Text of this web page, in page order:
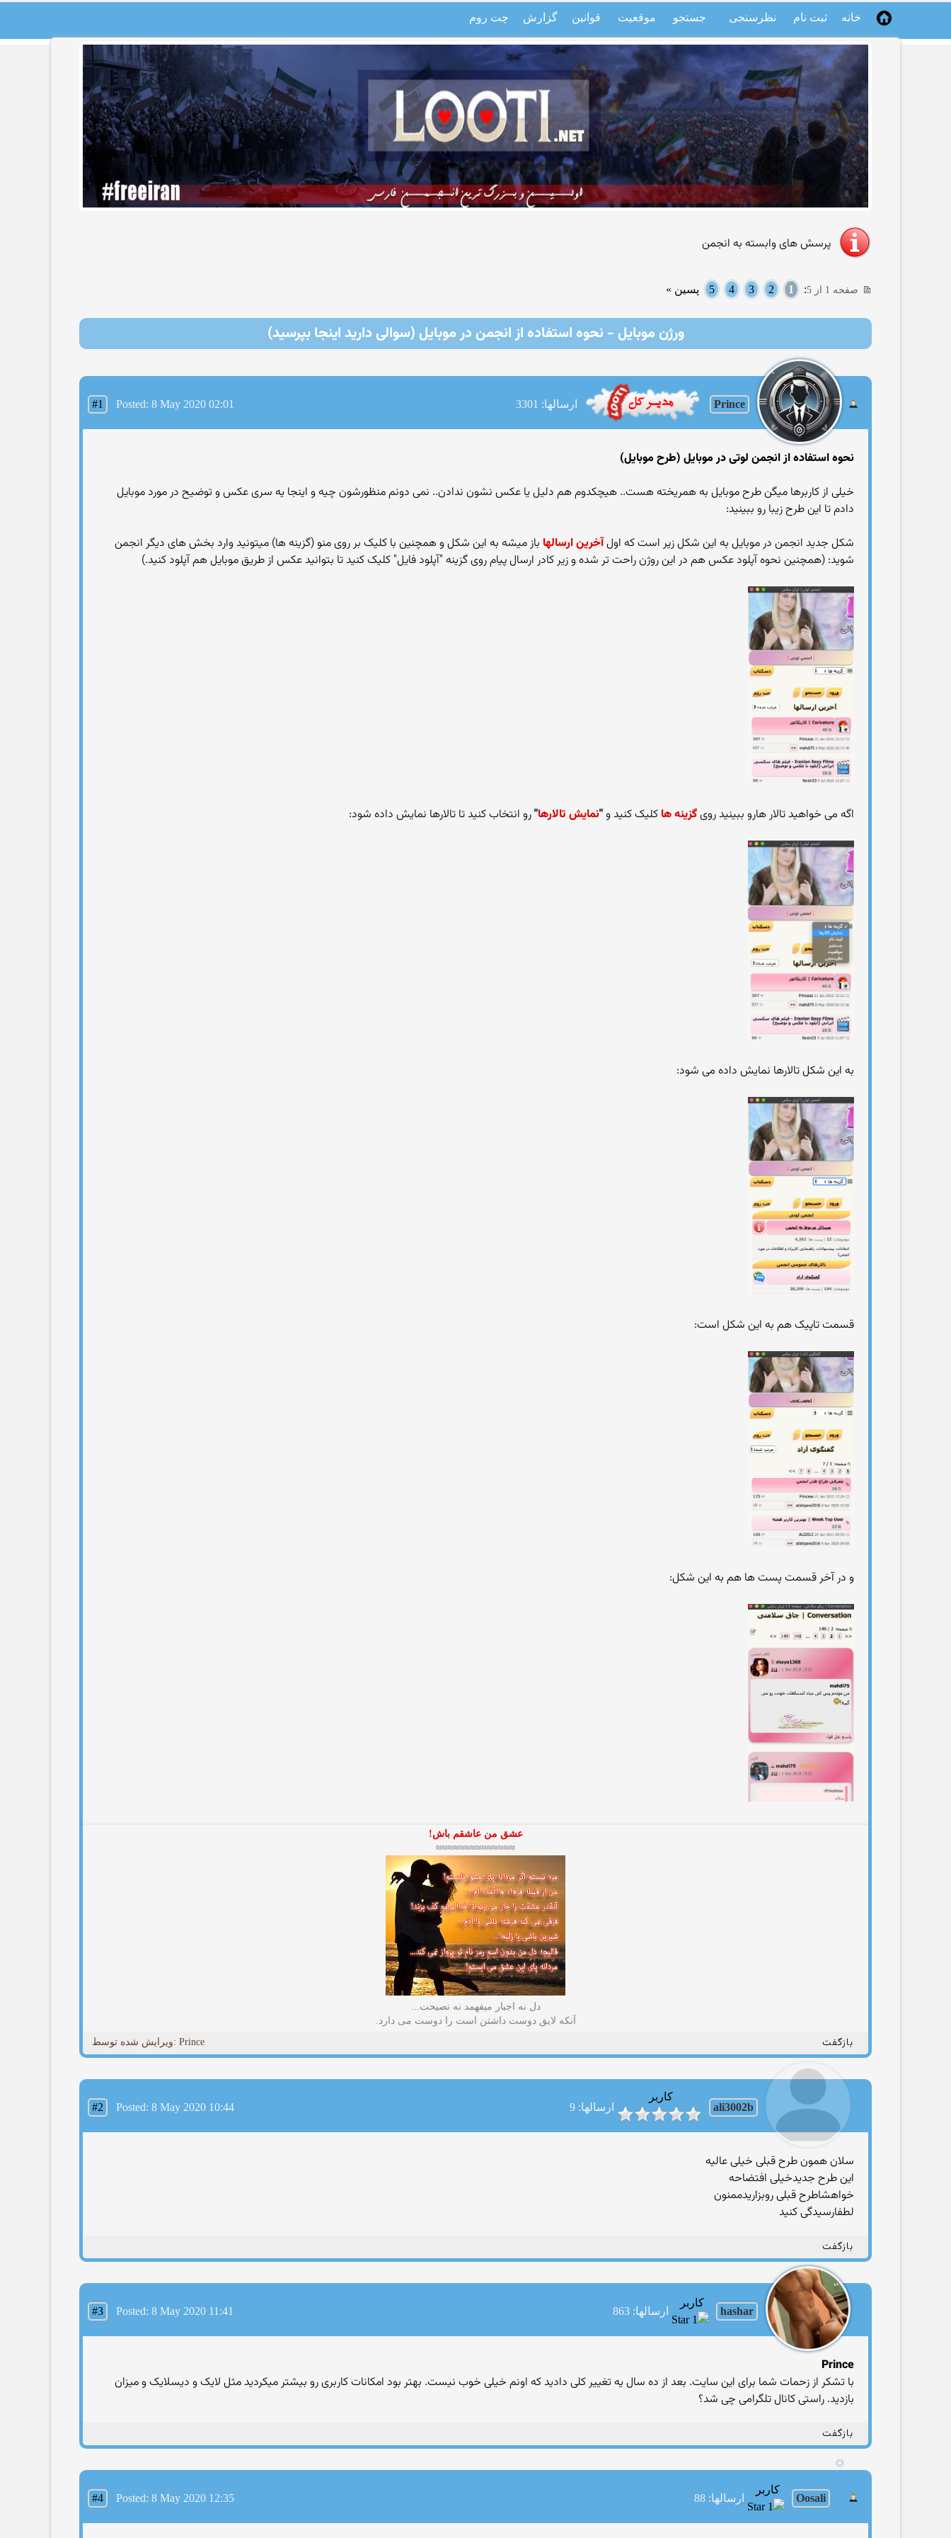
خانه ثبت نام نظرسنجی جستجو موقعیت قوانین گزارش چت روم
پرسش های وابسته به انجمن
صفحه 1 از 5 :
1
2
3
4
5 پسین »
ورژن موبایل - نحوه استفاده از انجمن در موبایل (سوالی دارید اینجا بپرسید)
Prince ارسالها: 3301 #1 Posted: 8 May 2020 02:01
نحوه استفاده از انجمن لوتی در موبایل (طرح موبایل)
خیلی از کاربرها میگن طرح موبایل به همریخته هست.. هیچکدوم هم دلیل یا عکس نشون ندادن.. نمی دونم منظورشون چیه و اینجا یه سری عکس و توضیح در مورد موبایل
دادم تا این طرح زیبا رو ببینید:
شکل جدید انجمن در موبایل به این شکل زیر است که اولآخرین ارسالها باز میشه به این شکل و همچنین با کلیک بر روی منو (گزینه ها) میتونید وارد بخش های دیگر انجمن
شوید: (همچنین نحوه آپلود عکس هم در این روژن راحت تر شده و زیر کادر ارسال پیام روی گزینه "آپلود فایل" کلیک کنید تا بتوانید عکس از طریق موبایل هم آپلود کنید.)
اگه می خواهید تالار هارو ببینید رویگزینه ها کلیک کنید و"نمایش تالارها"رو انتخاب کنید تا تالارها نمایش داده شود:
به این شکل تالارها نمایش داده می شود:
قسمت تاپیک هم به این شکل است:
و در آخر قسمت پست ها هم به این شکل:
عشق من عاشقم باش!
≈≈≈≈≈≈≈≈≈≈≈≈≈≈
دل نه اجبار میفهمد نه نصیحت...
آنکه لایق دوست داشتن است را دوست می دارد.
بازگفت ویرایش شده توسط: Prince
ali3002b
کاربر
ارسالها: 9
#2 Posted: 8 May 2020 10:44
سلان همون طرح قبلی خیلی عالیه
این طرح جدیدخیلی افتضاحه
خواهشاطرح قبلی روبزاریدممنون
لطفارسیدگی کنید
بازگفت
hashar
کاربر
ارسالها: 863 #3 Posted: 8 May 2020 11:41
Prince
با تشکر از زحمات شما برای این سایت. بعد از ده سال یه تغییر کلی دادید که اونم خیلی خوب نیست. بهتر بود امکانات کاربری رو بیشتر میکردید مثل لایک و دیسلایک و میزان
بازدید. راستی کانال تلگرامی چی شد؟
بازگفت
Oosali
کاربر
ارسالها: 88 #4 Posted: 8 May 2020 12:35